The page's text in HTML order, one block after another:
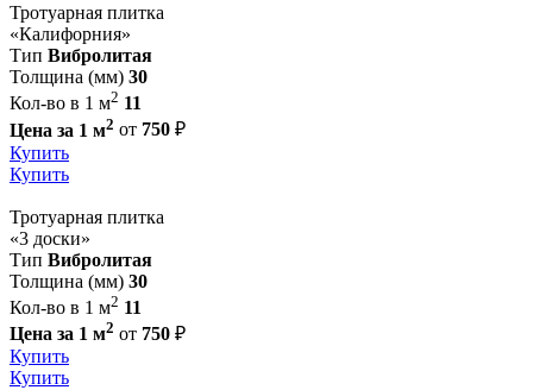
Тротуарная плитка
«Калифорния»
Тип Вибролитая
Толщина (мм) 30
Кол-во в 1 м2 11
Цена за 1 м2 от 750 ₽
Купить
Купить
Тротуарная плитка
«3 доски»
Тип Вибролитая
Толщина (мм) 30
Кол-во в 1 м2 11
Цена за 1 м2 от 750 ₽
Купить
Купить